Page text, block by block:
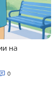
на
0